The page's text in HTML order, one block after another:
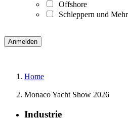
Offshore
Schleppern und
Home
Monaco Yacht Show 2026
Industrie